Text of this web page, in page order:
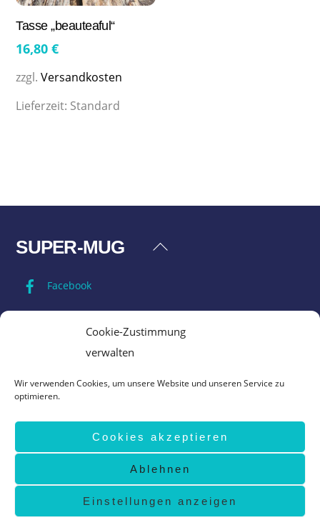
Cookie-Zustimmung
verwalten
Wir verwenden Cookies, um unsere Website und unseren Service zu
optimieren.
Cookies akzeptieren
Ablehnen
Einstellungen anzeigen
Tasse „beauteaful“
16,80€
zzgl.Versandkosten
Lieferzeit: Standard
Back
SUPER-MUG
Facebook
Vertrag widerrufen
Super-Mug 2026 design bywww.grafik-ewald.de